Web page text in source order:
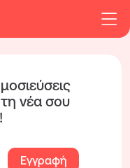
νέα σου
Εγγραφή